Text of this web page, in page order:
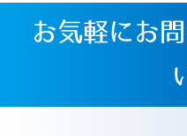
お気軽にお